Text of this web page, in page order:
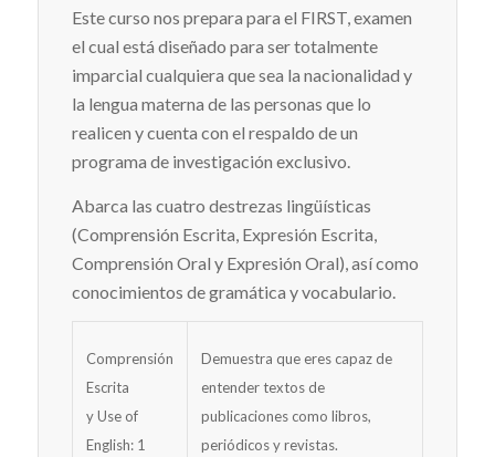
Este curso nos prepara para el FIRST, examen
el cual está diseñado para ser totalmente
imparcial cualquiera que sea la nacionalidad y
la lengua materna de las personas que lo
realicen y cuenta con el respaldo de un
programa de investigación exclusivo.
Abarca las cuatro destrezas lingüísticas
(Comprensión Escrita, Expresión Escrita,
Comprensión Oral y Expresión Oral), así como
conocimientos de gramática y vocabulario.
Comprensión
Escrita
y Use of
English: 1
Demuestra que eres capaz de
entender textos de
publicaciones como libros,
periódicos y revistas.